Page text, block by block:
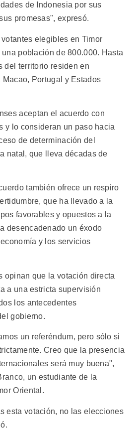
de Indonesia por sus
promesas", expresó.
elegibles en Timor
población de 800.000. Hasta
del territorio residen en
Portugal y Estados
aceptan el acuerdo con
y lo consideran un paso hacia
de determinación del
natal, que lleva décadas de
también ofrece un respiro
que ha llevado a la
favorables y opuestos a la
desencadenado un éxodo
y los servicios
opinan que la votación directa
a una estricta supervisión
los antecedentes
gobierno.
un referéndum, pero sólo si
Creo que la presencia
será muy buena",
un estudiante de la
Oriental.
esta votación, no las elecciones